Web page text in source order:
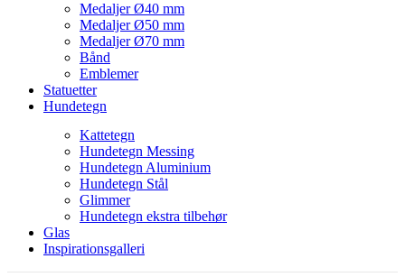
Medaljer Ø40 mm
Medaljer Ø50 mm
Medaljer Ø70 mm
Bånd
Emblemer
Statuetter
Hundetegn
Kattetegn
Hundetegn Messing
Hundetegn Aluminium
Hundetegn Stål
Glimmer
Hundetegn ekstra tilbehør
Glas
Inspirationsgalleri